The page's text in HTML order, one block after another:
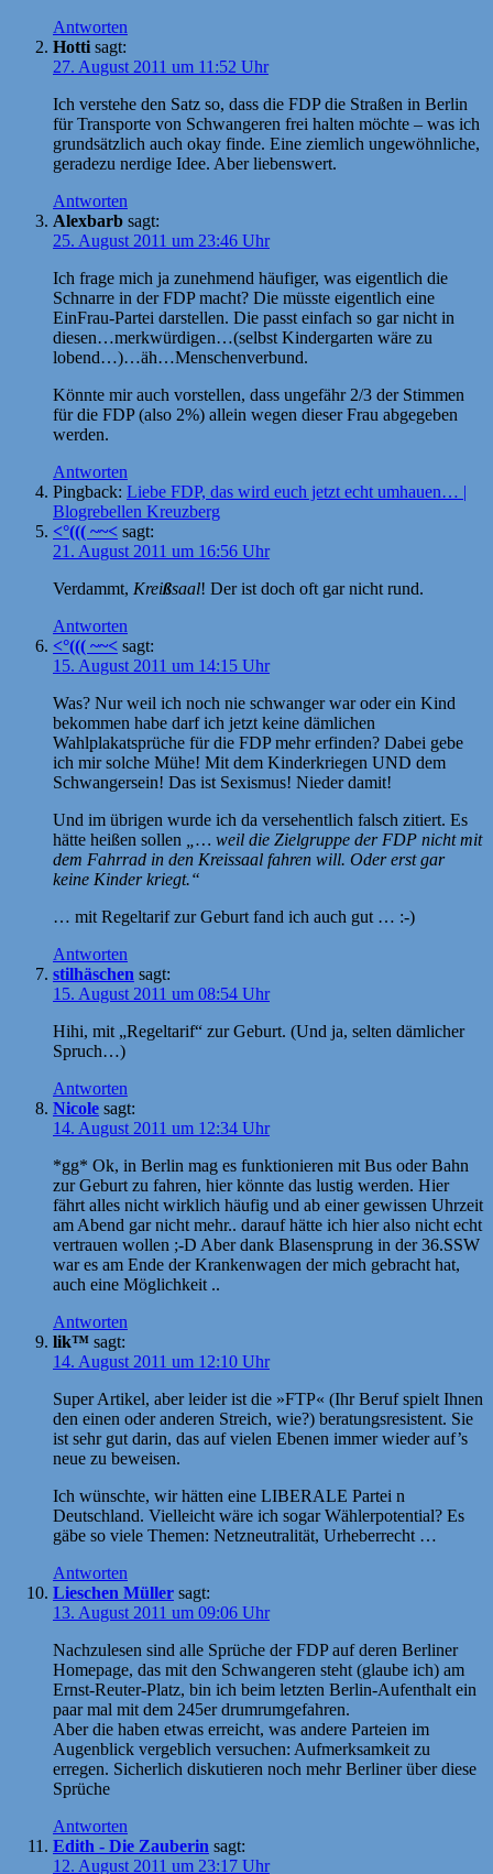
Antworten
Hotti sagt:
27. August 2011 um 11:52 Uhr
Ich verstehe den Satz so, dass die FDP die Straßen in Berlin
für Transporte von Schwangeren frei halten möchte – was ich
grundsätzlich auch okay finde. Eine ziemlich ungewöhnliche,
geradezu nerdige Idee. Aber liebenswert.
Antworten
Alexbarb sagt:
25. August 2011 um 23:46 Uhr
Ich frage mich ja zunehmend häufiger, was eigentlich die
Schnarre in der FDP macht? Die müsste eigentlich eine
EinFrau-Partei darstellen. Die passt einfach so gar nicht in
diesen…merkwürdigen…(selbst Kindergarten wäre zu
lobend…)…äh…Menschenverbund.
Könnte mir auch vorstellen, dass ungefähr 2/3 der Stimmen
für die FDP (also 2%) allein wegen dieser Frau abgegeben
werden.
Antworten
Pingback: Liebe FDP, das wird euch jetzt echt umhauen… |
Blogrebellen Kreuzberg
<°((( ~~< sagt:
21. August 2011 um 16:56 Uhr
Verdammt, Kreißsaal! Der ist doch oft gar nicht rund.
Antworten
<°((( ~~< sagt:
15. August 2011 um 14:15 Uhr
Was? Nur weil ich noch nie schwanger war oder ein Kind
bekommen habe darf ich jetzt keine dämlichen
Wahlplakatsprüche für die FDP mehr erfinden? Dabei gebe
ich mir solche Mühe! Mit dem Kinderkriegen UND dem
Schwangersein! Das ist Sexismus! Nieder damit!
Und im übrigen wurde ich da versehentlich falsch zitiert. Es
hätte heißen sollen
„… weil die Zielgruppe der FDP nicht mit
dem Fahrrad in den Kreissaal fahren will. Oder erst gar
keine Kinder kriegt.“
… mit Regeltarif zur Geburt fand ich auch gut … :-)
Antworten
stilhäschen sagt:
15. August 2011 um 08:54 Uhr
Hihi, mit „Regeltarif“ zur Geburt. (Und ja, selten dämlicher
Spruch…)
Antworten
Nicole sagt:
14. August 2011 um 12:34 Uhr
*gg* Ok, in Berlin mag es funktionieren mit Bus oder Bahn
zur Geburt zu fahren, hier könnte das lustig werden. Hier
fährt alles nicht wirklich häufig und ab einer gewissen Uhrzeit
am Abend gar nicht mehr.. darauf hätte ich hier also nicht echt
vertrauen wollen ;-D Aber dank Blasensprung in der 36.SSW
war es am Ende der Krankenwagen der mich gebracht hat,
auch eine Möglichkeit ..
Antworten
lik™ sagt:
14. August 2011 um 12:10 Uhr
Super Artikel, aber leider ist die »FTP« (Ihr Beruf spielt Ihnen
den einen oder anderen Streich, wie?) beratungsresistent. Sie
ist sehr gut darin, das auf vielen Ebenen immer wieder auf’s
neue zu beweisen.
Ich wünschte, wir hätten eine LIBERALE Partei n
Deutschland. Vielleicht wäre ich sogar Wählerpotential? Es
gäbe so viele Themen: Netzneutralität, Urheberrecht …
Antworten
Lieschen Müller sagt:
13. August 2011 um 09:06 Uhr
Nachzulesen sind alle Sprüche der FDP auf deren Berliner
Homepage, das mit den Schwangeren steht (glaube ich) am
Ernst-Reuter-Platz, bin ich beim letzten Berlin-Aufenthalt ein
paar mal mit dem 245er drumrumgefahren.
Aber die haben etwas erreicht, was andere Parteien im
Augenblick vergeblich versuchen: Aufmerksamkeit zu
erregen. Sicherlich diskutieren noch mehr Berliner über diese
Sprüche
Antworten
Edith - Die Zauberin sagt:
12. August 2011 um 23:17 Uhr